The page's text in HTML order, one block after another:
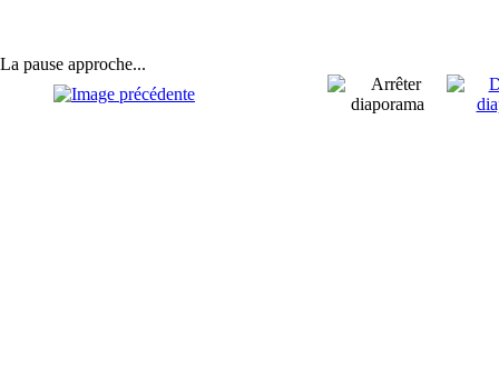
La pause approche...